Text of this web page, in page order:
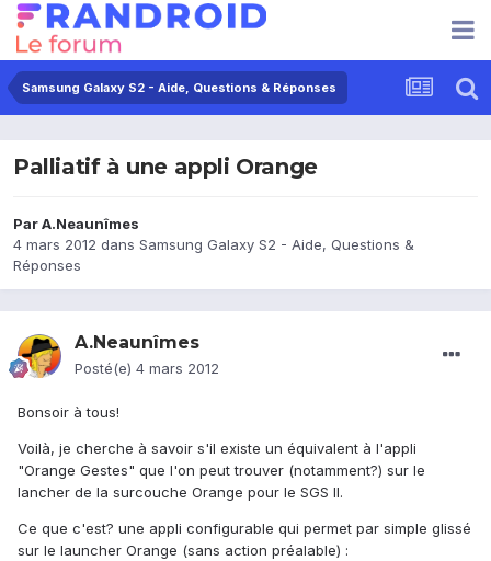
Samsung Galaxy S2 - Aide, Questions & Réponses
Palliatif à une appli Orange
ParA.Neaunîmes
4 mars 2012 dans Samsung Galaxy S2 - Aide, Questions &
Réponses
A.Neaunîmes
Posté(e) 4 mars 2012
Bonsoir à tous!
Voilà, je cherche à savoir s'il existe un équivalent à l'appli
"Orange Gestes" que l'on peut trouver (notamment?) sur le
lancher de la surcouche Orange pour le SGS II.
Ce que c'est? une appli configurable qui permet par simple glissé
sur le launcher Orange (sans action préalable) :